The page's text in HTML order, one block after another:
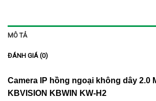
MÔ TẢ
ĐÁNH GIÁ (0)
Camera IP hồng ngoại không dây 2.0
KBVISION KBWIN KW-H2